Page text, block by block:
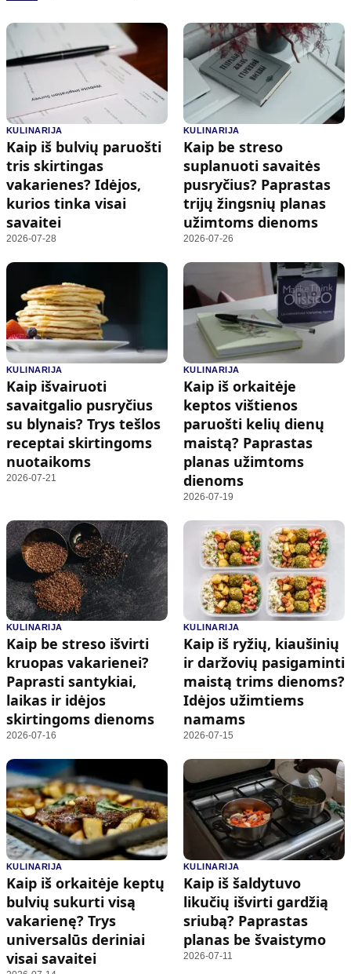
KULINARIJA
Kaip iš bulvių paruošti
tris skirtingas
vakarienes? Idėjos,
kurios tinka visai
savaitei
2026-07-28
KULINARIJA
Kaip be streso
suplanuoti savaitės
pusryčius? Paprastas
trijų žingsnių planas
užimtoms dienoms
2026-07-26
KULINARIJA
Kaip išvairuoti
savaitgalio pusryčius
su blynais? Trys tešlos
receptai skirtingoms
nuotaikoms
2026-07-21
KULINARIJA
Kaip iš orkaitėje
keptos vištienos
paruošti kelių dienų
maistą? Paprastas
planas užimtoms
dienoms
2026-07-19
KULINARIJA
Kaip be streso išvirti
kruopas vakarienei?
Paprasti santykiai,
laikas ir idėjos
skirtingoms dienoms
2026-07-16
KULINARIJA
Kaip iš ryžių, kiaušinių
ir daržovių pasigaminti
maistą trims dienoms?
Idėjos užimtiems
namams
2026-07-15
KULINARIJA
Kaip iš orkaitėje keptų
bulvių sukurti visą
vakarienę? Trys
universalūs deriniai
visai savaitei
KULINARIJA
Kaip iš šaldytuvo
likučių išvirti gardžią
sriubą? Paprastas
planas be švaistymo
2026-07-11